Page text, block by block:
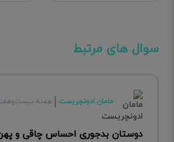
سوال های مرتبط
مامان ادونچریست هفته
دوستان بدجوری احساس چاقی و